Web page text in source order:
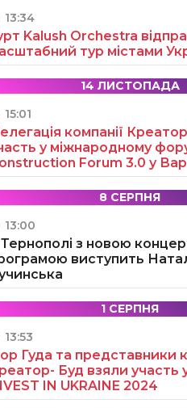
13:34
Kalush Orchestra
тур містами
14 ЛИСТОПАДА
15:01
компанії
у міжнародному
Forum 3.0 у
8 СЕРПНЯ
13:00
з новою
виступить
1 СЕРПНЯ
13:53
Гуда та представники
Буд взяли участь
IN UKRAINE 2024